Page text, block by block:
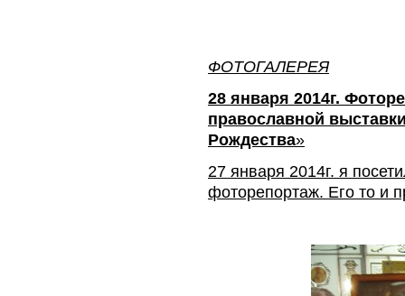
ФОТОГАЛЕРЕЯ
28 января 2014г.
православной
Рождества»
27 января 2014г. я
фоторепортаж. Его то и